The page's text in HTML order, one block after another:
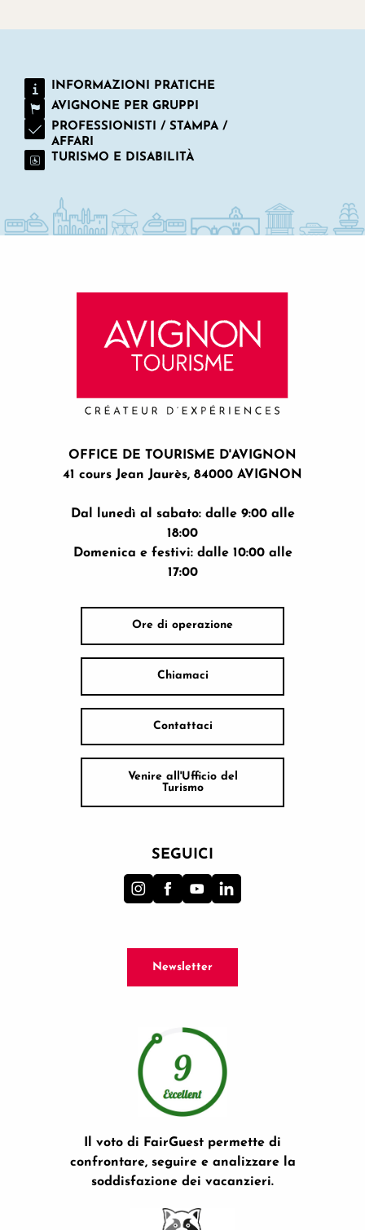
INFORMAZIONI PRATICHE
AVIGNONE PER GRUPPI
PROFESSIONISTI / STAMPA /
AFFARI
TURISMO E DISABILITÀ
OFFICE DE TOURISME D'AVIGNON
41 cours Jean Jaurès, 84000 AVIGNON
Dal lunedì al sabato: dalle 9:00 alle
18:00
Domenica e festivi: dalle 10:00 alle
17:00
Ore di operazione
Chiamaci
Contattaci
Venire all'Ufficio del
Turismo
SEGUICI
Newsletter
Il voto di FairGuest permette di
confrontare, seguire e analizzare la
soddisfazione dei vacanzieri.